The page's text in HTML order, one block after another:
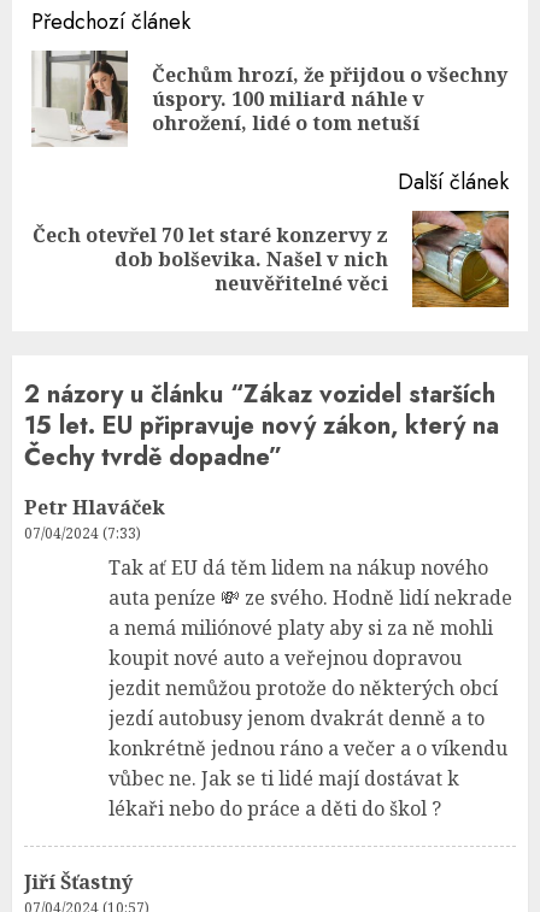
Continue
Reading
Předchozí článek
Čechům hrozí, že přijdou o všechny
úspory. 100 miliard náhle v
ohrožení, lidé o tom netuší
Další článek
Next
Čech otevřel 70 let staré konzervy z
dob bolševika. Našel v nich
neuvěřitelné věci
2 názory u článku “Zákaz vozidel starších
15 let. EU připravuje nový zákon, který na
Čechy tvrdě dopadne”
Petr Hlaváček
07/04/2024 (7:33)
Tak ať EU dá těm lidem na nákup nového
auta peníze 💸 ze svého. Hodně lidí nekrade
a nemá miliónové platy aby si za ně mohli
koupit nové auto a veřejnou dopravou
jezdit nemůžou protože do některých obcí
jezdí autobusy jenom dvakrát denně a to
konkrétně jednou ráno a večer a o víkendu
vůbec ne. Jak se ti lidé mají dostávat k
lékaři nebo do práce a děti do škol ?
Jiří Šťastný